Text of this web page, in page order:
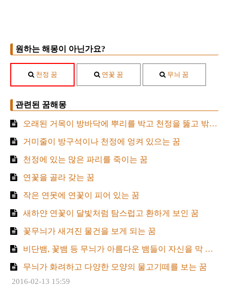
원하는 해몽이 아닌가요?
천정 꿈 연꽃 꿈 무늬 꿈
관련된 꿈해몽
오래된 거목이 방바닥에 뿌리를 박고 천정을 뚫고 밖으로 뻗는 꿈
거미줄이 방구석이나 천정에 엉켜 있으는 꿈
천정에 있는 많은 파리를 죽이는 꿈
연꽃을 골라 갖는 꿈
작은 연못에 연꽃이 피어 있는 꿈
새하얀 연꽃이 달빛처럼 탐스럽고 환하게 보인 꿈
꽃무늬가 새겨진 물건을 보게 되는 꿈
비단뱀, 꽃뱀 등 무늬가 아름다운 뱀들이 자신을 막 쫒아오는 꿈
무늬가 화려하고 다양한 모양의 물고기떼를 보는 꿈
2016-02-13 15:59